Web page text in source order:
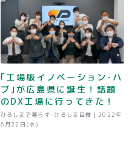
｢工場版イノベーション･ハ
ブ｣が広島県に誕生！話題
のDX工場に行ってきた！
ひろしまで暮らす･ひろしま自慢 | 2022年
6月22日(水)